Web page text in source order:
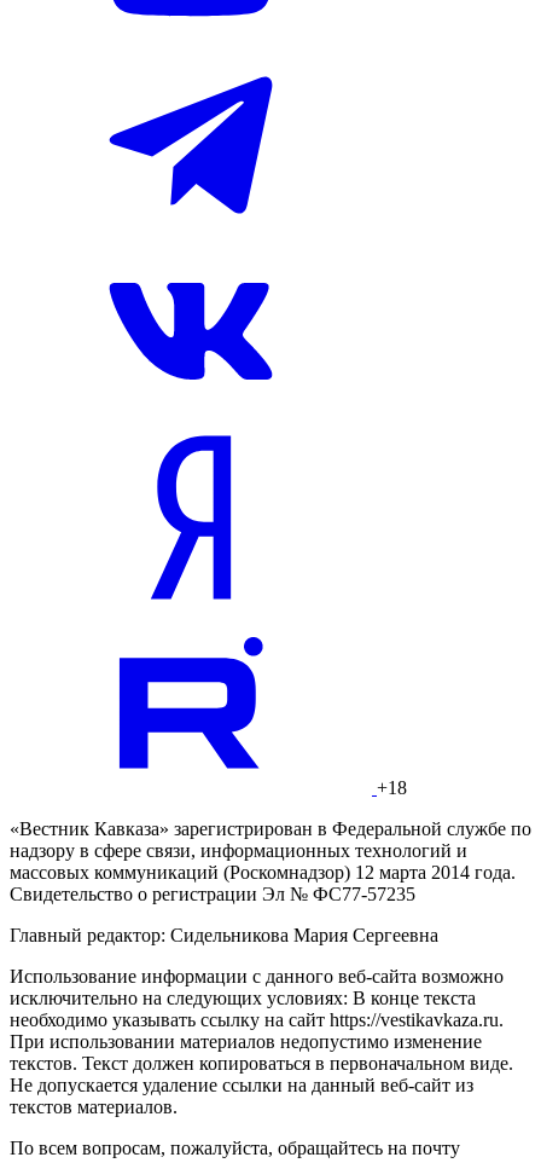
+18
«Вестник Кавказа» зарегистрирован в Федеральной службе по
надзору в сфере связи, информационных технологий и
массовых коммуникаций (Роскомнадзор) 12 марта 2014 года.
Свидетельство о регистрации Эл № ФС77-57235
Главный редактор: Сидельникова Мария Сергеевна
Использование информации с данного веб-сайта возможно
исключительно на следующих условиях: В конце текста
необходимо указывать ссылку на сайт https://vestikavkaza.ru.
При использовании материалов недопустимо изменение
текстов. Текст должен копироваться в первоначальном виде.
Не допускается удаление ссылки на данный веб-сайт из
текстов материалов.
По всем вопросам, пожалуйста, обращайтесь на почту